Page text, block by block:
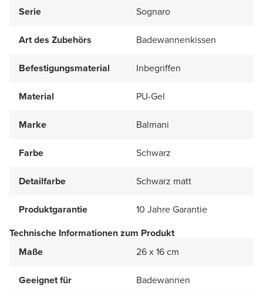
Serie
Sognaro
Art des Zubehörs Badewannenkissen
Befestigungsmaterial Inbegriffen
Material PU-Gel
Marke Balmani
Farbe Schwarz
Detailfarbe Schwarz matt
Produktgarantie
10 Jahre Garantie
Technische Informationen zum Produkt
Maße
26 x 16 cm
Geeignet für Badewannen